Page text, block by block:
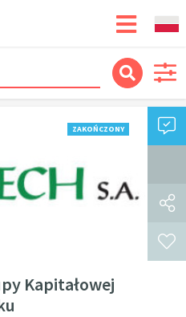
ZAKOŃCZONY
Kapitałowej